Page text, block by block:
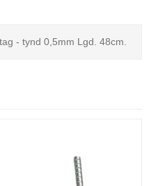
- tynd 0,5mm Lgd. 48cm.